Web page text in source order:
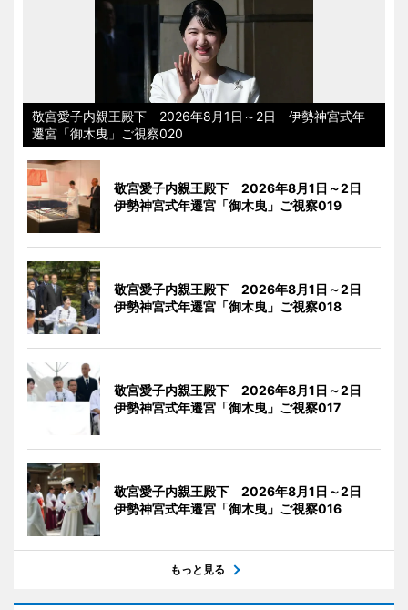
敬宮愛子内親王殿下 2026年8月1日～2日 伊勢神宮式年
遷宮「御木曳」ご視察020
敬宮愛子内親王殿下 2026年8月1日～2日
伊勢神宮式年遷宮「御木曳」ご視察019
敬宮愛子内親王殿下 2026年8月1日～2日
伊勢神宮式年遷宮「御木曳」ご視察018
敬宮愛子内親王殿下 2026年8月1日～2日
伊勢神宮式年遷宮「御木曳」ご視察017
敬宮愛子内親王殿下 2026年8月1日～2日
伊勢神宮式年遷宮「御木曳」ご視察016
もっと見る